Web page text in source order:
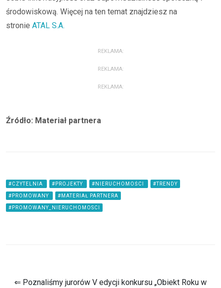
środowiskową. Więcej na ten temat znajdziesz na
stronie ATAL S.A.
REKLAMA:
REKLAMA:
REKLAMA:
Źródło: Materiał partnera
#CZYTELNIA #PROJEKTY #NIERUCHOMOŚCI #TRENDY
#PROMOWANY #MATERIAŁ PARTNERA
#PROMOWANY_NIERUCHOMOSCI
⇐ Poznaliśmy jurorów V edycji konkursu „Obiekt Roku w